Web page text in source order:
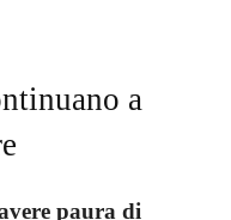
a
paura di